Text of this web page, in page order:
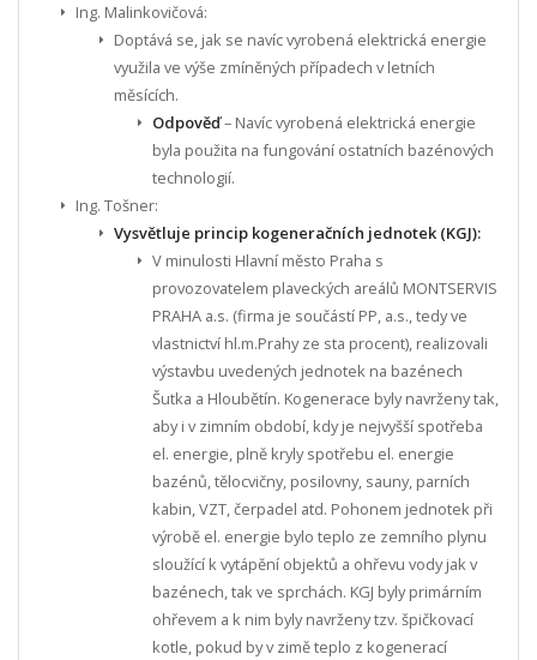
Ing. Malinkovičová:
Doptává se, jak se navíc vyrobená elektrická energie
využila ve výše zmíněných případech v letních
měsících.
Odpověď– Navíc vyrobená elektrická energie
byla použita na fungování ostatních bazénových
technologií.
Ing. Tošner:
Vysvětluje princip kogeneračních jednotek (KGJ):
V minulosti Hlavní město Praha s
provozovatelem plaveckých areálů MONTSERVIS
PRAHA a.s. (firma je součástí PP, a.s., tedy ve
vlastnictví hl.m.Prahy ze sta procent), realizovali
výstavbu uvedených jednotek na bazénech
Šutka a Hloubětín. Kogenerace byly navrženy tak,
aby i v zimním období, kdy je nejvyšší spotřeba
el. energie, plně kryly spotřebu el. energie
bazénů, tělocvičny, posilovny, sauny, parních
kabin, VZT, čerpadel atd. Pohonem jednotek při
výrobě el. energie bylo teplo ze zemního plynu
sloužící k vytápění objektů a ohřevu vody jak v
bazénech, tak ve sprchách. KGJ byly primárním
ohřevem a k nim byly navrženy tzv. špičkovací
kotle, pokud by v zimě teplo z kogenerací